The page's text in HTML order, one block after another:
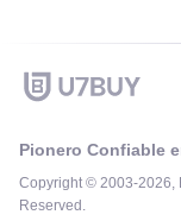
Pionero Confiable
Copyright © 2003-2026,
Reserved.